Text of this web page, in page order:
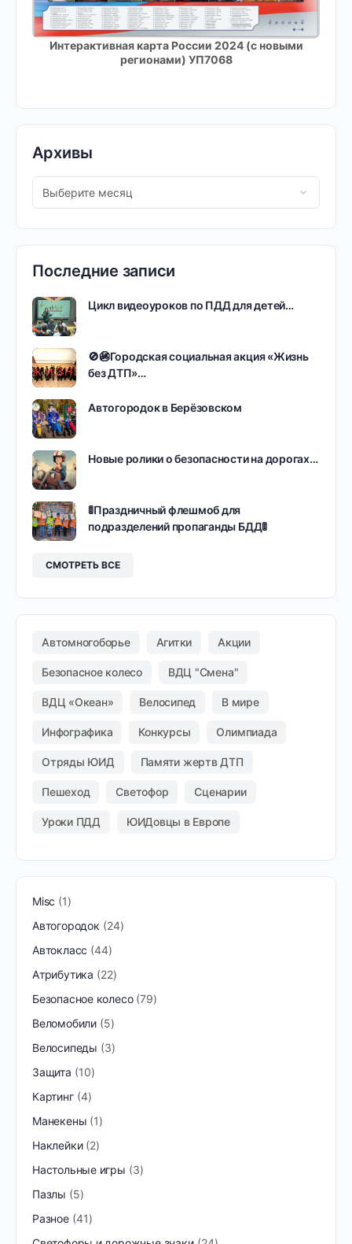
Интерактивная карта России 2024 (с новыми
регионами) УП7068
Архивы
Последние записи
Цикл видеоуроков по ПДД для детей…
🚫🚳Городская социальная акция «Жизнь
без ДТП»…
Автогородок в Берёзовском
Новые ролики о безопасности на дорогах…
🚦Праздничный флешмоб для
подразделений пропаганды БДД🚦
СМОТРЕТЬ ВСЕ
Автомногоборье Агитки Акции
Безопасное колесо ВДЦ "Смена"
ВДЦ «Океан» Велосипед В мире
Инфографика Конкурсы Олимпиада
Отряды ЮИД Памяти жертв ДТП
Пешеход Светофор Сценарии
Уроки ПДД ЮИДовцы в Европе
Misc
1
Автогородок
24
Автокласс 44
Атрибутика
22
Безопасное колесо 79
Веломобили 5
Велосипеды
3
Защита
10
Картинг 4
Манекены 1
Наклейки 2
Настольные игры
3
Пазлы
5
Разное 41